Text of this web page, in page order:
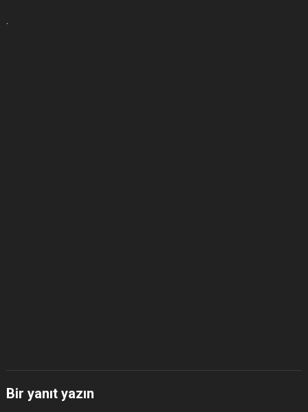
.
Bir yanıt yazın